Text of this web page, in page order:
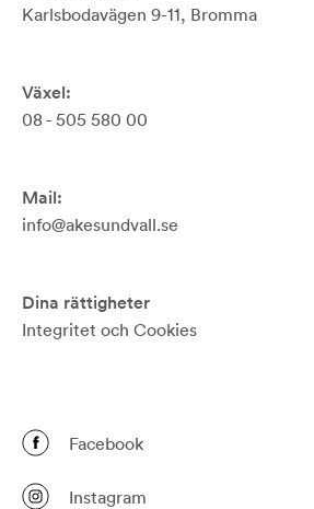
Karlsbodavägen 9-11, Bromma
Växel:
08 - 505 580 00
Mail:
info@akesundvall.se
Dina rättigheter
Integritet och Cookies
Facebook
Instagram